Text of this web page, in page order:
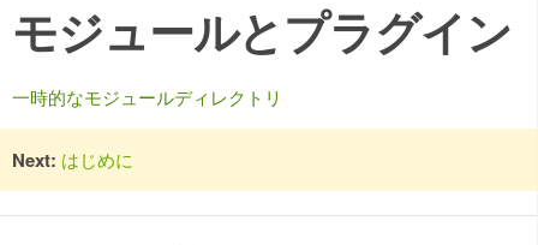
モジュールとプラグイン
一時的なモジュールディレクトリ
Next: はじめに